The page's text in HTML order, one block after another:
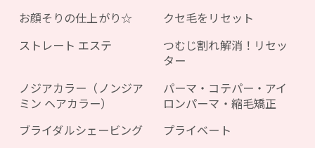
お顔そりの仕上がり☆
クセ毛をリセット
ストレート エステ
つむじ割れ解消！リセッ
ター
ノジアカラー（ノンジア
ミン ヘアカラー）
パーマ・コテパー・アイ
ロンパーマ・縮毛矯正
ブライダルシェービング
プライベート